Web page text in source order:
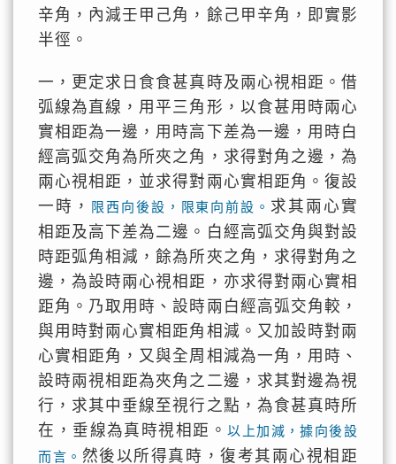
辛角，內減壬甲己角，餘己甲辛角，即實影
半徑。
一，更定求日食食甚真時及兩心視相距。借
弧線為直線，用平三角形，以食甚用時兩心
實相距為一邊，用時高下差為一邊，用時白
經高弧交角為所夾之角，求得對角之邊，為
兩心視相距，並求得對兩心實相距角。復設
一時，
限西向後設，限東向前設。 求其兩心實
相距及高下差為二邊。白經高弧交角與對設
時距弧角相減，餘為所夾之角，求得對角之
邊，為設時兩心視相距，亦求得對兩心實相
距角。乃取用時、設時兩白經高弧交角較，
與用時對兩心實相距角相減。又加設時對兩
心實相距角，又與全周相減為一角，用時、
設時兩視相距為夾角之二邊，求其對邊為視
行，求其中垂線至視行之點，為食甚真時所
在，垂線為真時視相距。以上加減，據向後設
而言。 然後以所得真時，復考其兩心視相距